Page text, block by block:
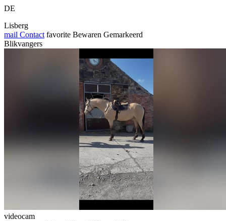
DE
Lisberg
mail Contact favorite Bewaren Gemarkeerd
Blikvangers
videocam